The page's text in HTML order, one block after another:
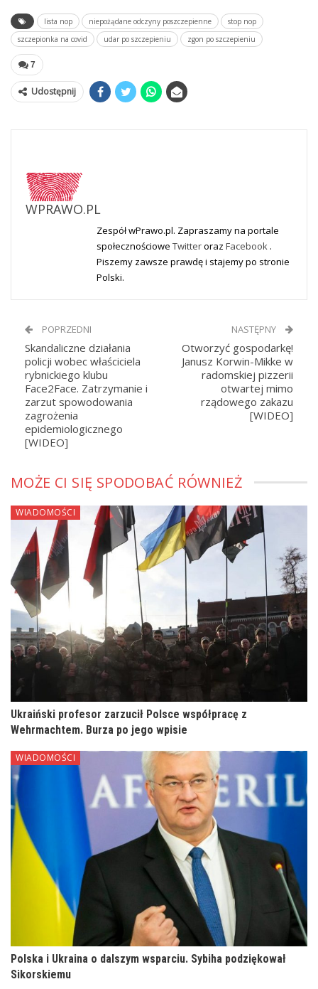
lista nop niepożądane odczyny poszczepienne
stop nop
szczepionka na covid
udar po szczepieniu zgon po szczepieniu
7
Udostępnij
WPRAWO.PL
Zespół wPrawo.pl. Zapraszamy na portale
społecznościowe Twitteroraz Facebook .
Piszemy zawsze prawdę i stajemy po stronie
Polski.
POPRZEDNI
Skandaliczne działania
policji wobec właściciela
rybnickiego klubu
Face2Face. Zatrzymanie i
zarzut spowodowania
zagrożenia
epidemiologicznego
[WIDEO]
NASTĘPNY
Otworzyć gospodarkę!
Janusz Korwin-Mikke w
radomskiej pizzerii
otwartej mimo
rządowego zakazu
[WIDEO]
MOŻE CI SIĘ SPODOBAĆ RÓWNIEŻ
WIADOMOŚCI
Ukraiński profesor zarzucił Polsce współpracę z
Wehrmachtem. Burza po jego wpisie
WIADOMOŚCI
Polska i Ukraina o dalszym wsparciu. Sybiha podziękował
Sikorskiemu